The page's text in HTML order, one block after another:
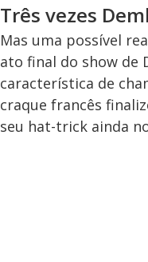
Três vezes
Mas uma possível
ato final do show de
característica de
craque francês
seu hat-trick ainda